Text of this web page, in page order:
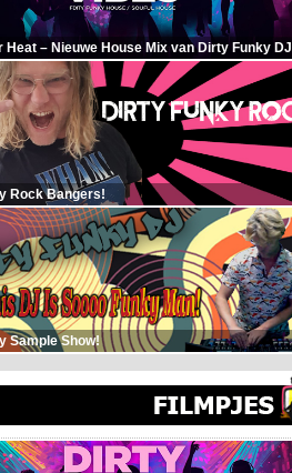
Heat – Nieuwe House Mix van Dirty Funky DJ
Rock Bangers!
Sample Show!